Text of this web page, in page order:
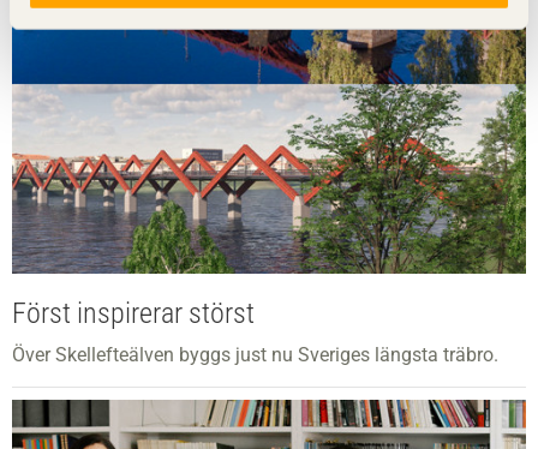
Först inspirerar störst
Över Skellefteälven byggs just nu Sveriges längsta träbro.